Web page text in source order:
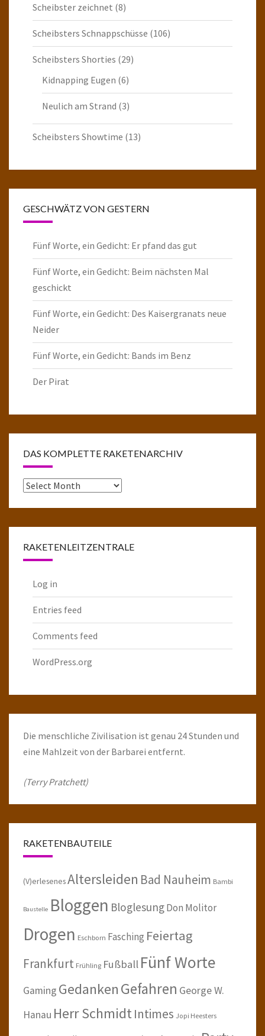
Scheibster zeichnet (8)
Scheibsters Schnappschüsse (106)
Scheibsters Shorties (29)
Kidnapping Eugen (6)
Neulich am Strand (3)
Scheibsters Showtime (13)
GESCHWÄTZ VON GESTERN
Fünf Worte, ein Gedicht: Er pfand das gut
Fünf Worte, ein Gedicht: Beim nächsten Mal
geschickt
Fünf Worte, ein Gedicht: Des Kaisergranats neue
Neider
Fünf Worte, ein Gedicht: Bands im Benz
Der Pirat
DAS KOMPLETTE RAKETENARCHIV
Das
RAKETENLEITZENTRALE
Log in
Entries feed
Comments feed
WordPress.org
Die menschliche Zivilisation ist genau 24 Stunden und
eine Mahlzeit von der Barbarei entfernt.
(Terry Pratchett)
RAKETENBAUTEILE
(V)erlesenesAltersleiden Bad Nauheim Bambi
Baustelle Bloggen BloglesungDon Molitor
Drogen Eschborn Fasching Feiertag
Frankfurt Frühling Fußball Fünf Worte
Gaming GedankenGefahren George W.
Hanau Herr SchmidtIntimes Jopi Heesters